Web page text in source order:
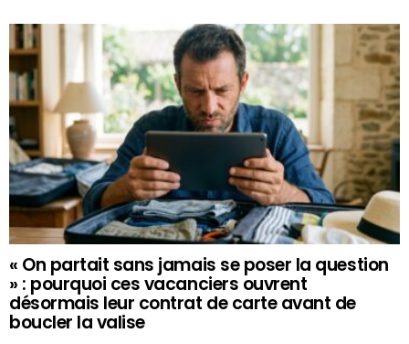
« On partait sans jamais se poser la question
» : pourquoi ces vacanciers ouvrent
désormais leur contrat de carte avant de
boucler la valise